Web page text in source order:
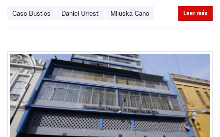
Caso Bustios Daniel Urresti Miluska Cano Leer más